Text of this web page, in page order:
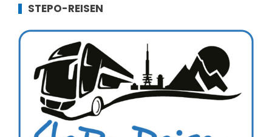
STEPO-REISEN